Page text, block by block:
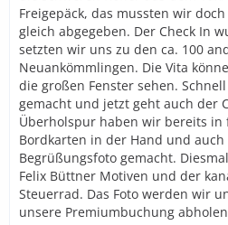
Freigepäck, das mussten wir
gleich abgegeben. Der Check In
setzten wir uns zu den ca. 100
Neuankömmlingen. Die Vita
die großen Fenster sehen.
gemacht und jetzt geht auch der
Überholspur haben wir bereits
Bordkarten in der Hand und
Begrüßungsfoto gemacht.
Felix Büttner Motiven und der
Steuerrad. Das Foto werden wir
unsere Premiumbuchung